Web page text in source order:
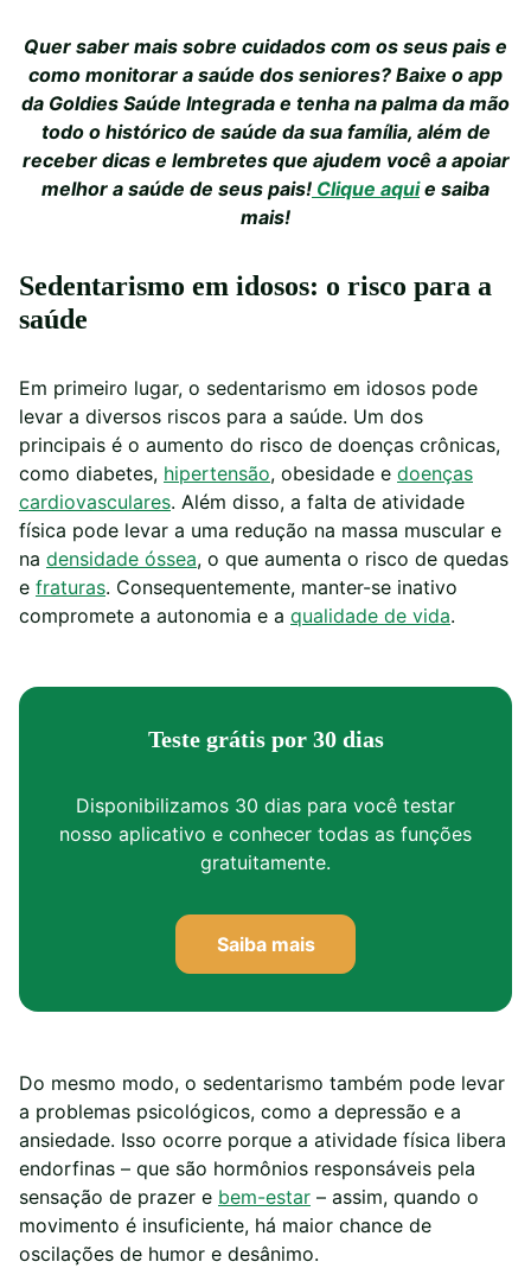
Quer saber mais sobre cuidados com os seus pais e
como monitorar a saúde dos seniores? Baixe o app
da Goldies Saúde Integrada e tenha na palma da mão
todo o histórico de saúde da sua família, além de
receber dicas e lembretes que ajudem você a apoiar
melhor a saúde de seus pais! Clique aquie saiba
mais!
Sedentarismo em idosos: o risco para a
saúde
Em primeiro lugar, o sedentarismo em idosos pode
levar a diversos riscos para a saúde. Um dos
principais é o aumento do risco de doenças crônicas,
como diabetes, hipertensão, obesidade e doenças
cardiovasculares. Além disso, a falta de atividade
física pode levar a uma redução na massa muscular e
na densidade óssea, o que aumenta o risco de quedas
e fraturas. Consequentemente, manter-se inativo
compromete a autonomia e a qualidade de vida.
Teste grátis por 30 dias
Disponibilizamos 30 dias para você testar
nosso aplicativo e conhecer todas as funções
gratuitamente.
Saiba mais
Do mesmo modo, o sedentarismo também pode levar
a problemas psicológicos, como a depressão e a
ansiedade. Isso ocorre porque a atividade física libera
endorfinas – que são hormônios responsáveis pela
sensação de prazer e bem-estar – assim, quando o
movimento é insuficiente, há maior chance de
oscilações de humor e desânimo.